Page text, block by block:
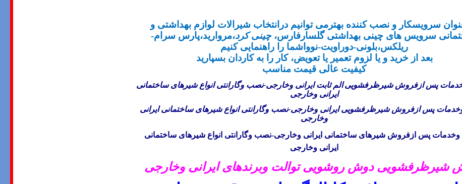
سرویسکار و نصب کننده بهترمی توانیم درانتخاب شیرالات لوازم بهداشتی و
سرویس های چینی بهداشتی گلسارفارس، چینی کرد،مروارید،پارس سرام-
ریلکس،بلونی-دوراویت-نوواشما را راهنمایی کنیم
بعد از خرید و یا لزوم تعمیر یا تعویض، کار را به کاردان بسپارید
کیفیت عالی قیمت مناسب
پس ازفروش شیرظرفشویی المثابتایرانی وخارجی-نصب وگارانتی انواع شیرهای ساختمانی
ایرانی وخارجی
پس ازفروش شیرظرفشوییایرانی وخارجی-نصب وگارانتی انواع شیرهای ساختمانی ایرانی
وخارجی
پس ازفروش شیرهای ساختمانی ایرانی وخارجی-نصب وگارانتی انواع شیرهای ساختمانی
ایرانی وخارجی
شیرظرفشویی دوش روشویی توالت وبرندهای ایرانی وخارجی